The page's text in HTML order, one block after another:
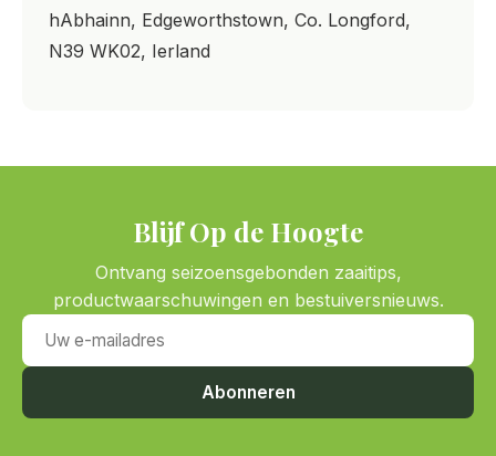
hAbhainn, Edgeworthstown, Co. Longford,
N39 WK02, Ierland
Blijf Op de Hoogte
Ontvang seizoensgebonden zaaitips,
productwaarschuwingen en bestuiversnieuws.
Uw e-mailadres
Abonneren